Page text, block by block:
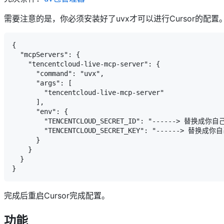
需要注意的是，你必须安装好了uvx才可以进行Cursor的配置。
{
  "mcpServers": {
    "tencentcloud-live-mcp-server": {
      "command": "uvx",
      "args": [
        "tencentcloud-live-mcp-server"
      ],
      "env": {
"TENCENTCLOUD_SECRET_ID": "------> 替换成你自
"TENCENTCLOUD_SECRET_KEY": "------> 替换成你
      }
    }
  }
完成后重启Cursor完成配置。
功能